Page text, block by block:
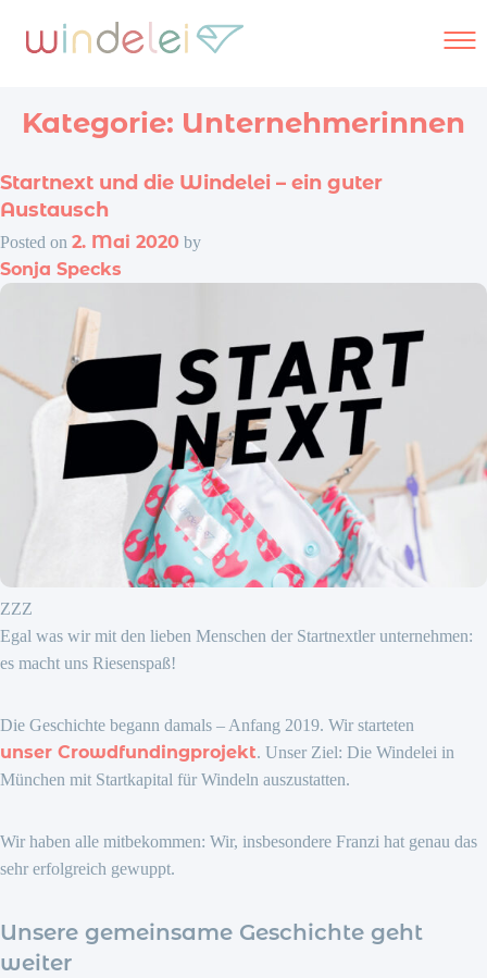
Kategorie: Unternehmerinnen
Startnext und die Windelei – ein guter
Austausch
Posted on 2. Mai 2020 by
Sonja Specks
ZZZ
Egal was wir mit den lieben Menschen der Startnextler unternehmen:
es macht uns Riesenspaß!
Die Geschichte begann damals – Anfang 2019. Wir starteten
unser Crowdfundingprojekt. Unser Ziel: Die Windelei in
München mit Startkapital für Windeln auszustatten.
Wir haben alle mitbekommen: Wir, insbesondere Franzi hat genau das
sehr erfolgreich gewuppt.
Unsere gemeinsame Geschichte geht
weiter